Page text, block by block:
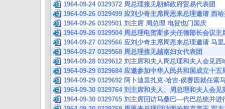
1964-09-24 0329372 周总理接见朝鲜政府贸易代表团
1964-09-26 0329499 应刘少奇主席周恩来总理邀请 西
1964-09-26 0329501 刘主席 周总理 电贺也门国庆
1964-09-26 0329504 周总理电贺斯多夫任德部长会议主
1964-09-27 0329566 应刘少奇主席周恩来总理邀请 马
1964-09-27 0329568 周总理接见越南妇女代表团
1964-09-28 0329612 刘主席和夫人周总理和夫人会见西
1964-09-29 0329684 应邀参加中华人民共和国成立十
1964-09-29 0329692 阿卜迪里扎克·哈吉·侯赛因就任索
1964-09-30 0329764 刘主席和夫人、周总理和夫人会见
1964-09-30 0329765 刘主席回访马桑巴—代巴总统并